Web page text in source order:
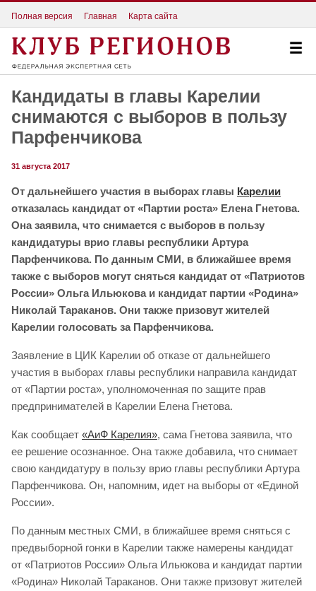
Полная версия Главная Карта сайта
Кандидаты в главы Карелии
снимаются с выборов в пользу
Парфенчикова
31 августа 2017
От дальнейшего участия в выборах главы Карелии
отказалась кандидат от «Партии роста» Елена Гнетова.
Она заявила, что снимается с выборов в пользу
кандидатуры врио главы республики Артура
Парфенчикова. По данным СМИ, в ближайшее время
также с выборов могут сняться кандидат от «Патриотов
России» Ольга Ильюкова и кандидат партии «Родина»
Николай Тараканов. Они также призовут жителей
Карелии голосовать за Парфенчикова.
Заявление в ЦИК Карелии об отказе от дальнейшего
участия в выборах главы республики направила кандидат
от «Партии роста», уполномоченная по защите прав
предпринимателей в Карелии Елена Гнетова.
Как сообщает «АиФ Карелия», сама Гнетова заявила, что
ее решение осознанное. Она также добавила, что снимает
свою кандидатуру в пользу врио главы республики Артура
Парфенчикова. Он, напомним, идет на выборы от «Единой
России».
По данным местных СМИ, в ближайшее время сняться с
предвыборной гонки в Карелии также намерены кандидат
от «Патриотов России» Ольга Ильюкова и кандидат партии
«Родина» Николай Тараканов. Они также призовут жителей